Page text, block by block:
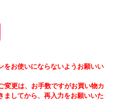
お使いにならないようお願いい
変更は、お手数ですがお買い物カ
してから、再入力をお願いいた